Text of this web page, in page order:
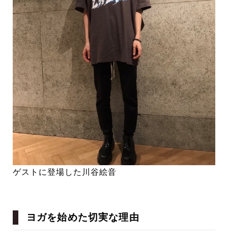
ゲストに登場した川谷絵音
ヨガを始めた切実な理由